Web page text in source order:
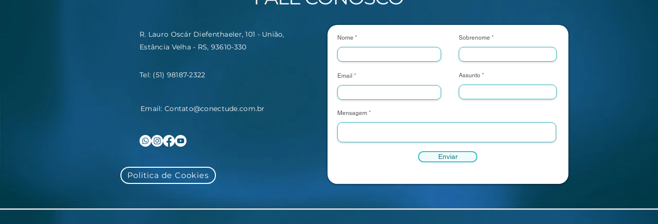
Nome
Email
Sobrenome
Assunto
Mensagem
Enviar
R. Lauro Oscár Diefenthaeler, 101 - União,
Estância Velha - RS, 93610-330
Tel: (51) 98187-2322
Email: Contato@conectude.com.br
Politica de Cookies